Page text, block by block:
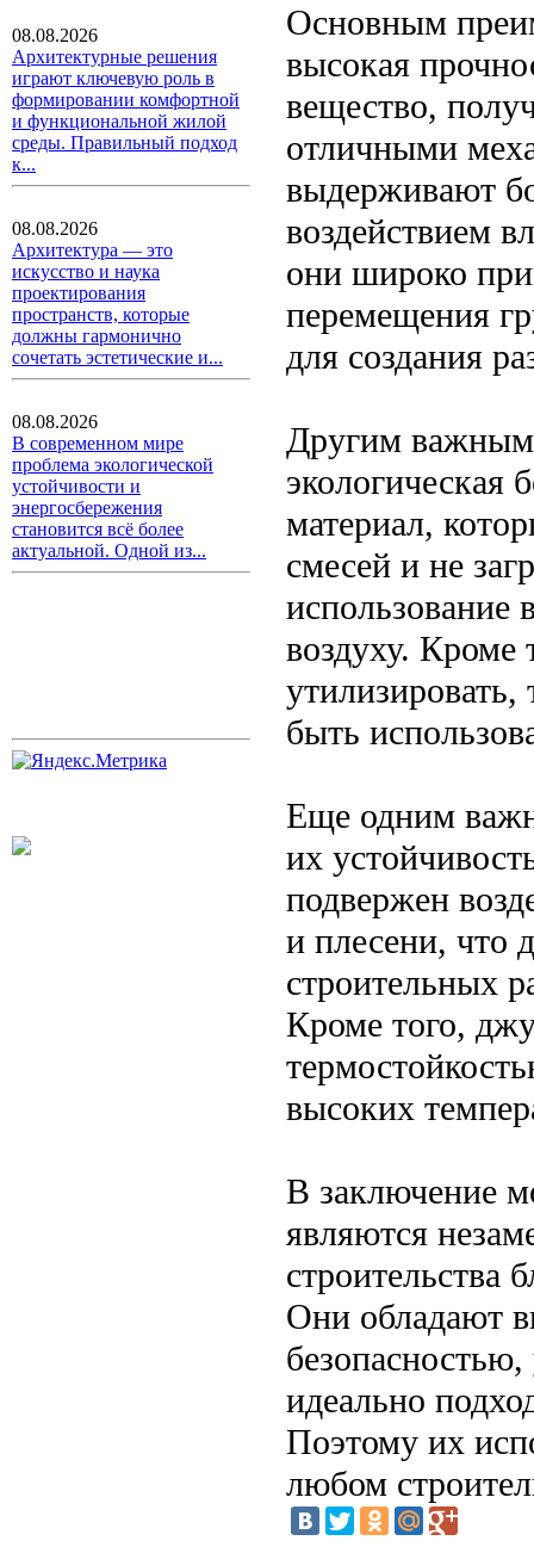
08.08.2026
Архитектурные решения
играют ключевую роль в
формировании комфортной
и функциональной жилой
среды. Правильный подход
к...
08.08.2026
Архитектура — это
искусство и наука
проектирования
пространств, которые
должны гармонично
сочетать эстетические и...
08.08.2026
В современном мире
проблема экологической
устойчивости и
энергосбережения
становится всё более
актуальной. Одной из...
Основным
высокая
вещество,
отличными
выдерживают
воздействием
они широко
перемещения
для создания
Другим важным
экологическая
материал,
смесей и не
использование
воздуху. Кроме
быть
Еще одним
их
подвержен
и плесени, что
строительных
Кроме того,
высоких
В заключение
являются
строительства
Они обладают
идеально
Поэтому их
любом